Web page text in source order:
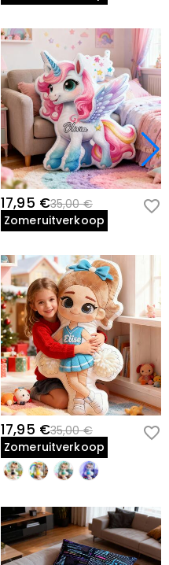
17,95 €35,00 €
Zomeruitverkoop
17,95 €35,00 €
Zomeruitverkoop